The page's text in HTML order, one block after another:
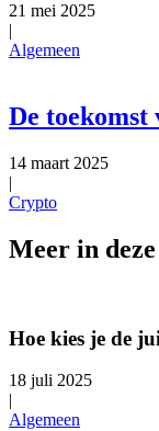
21 mei 2025
|
Algemeen
De toekomst
14 maart 2025
|
Crypto
Meer in
Hoe kies je de
18 juli 2025
|
Algemeen